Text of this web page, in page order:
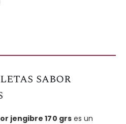
sabor
jengibre 170 grses un